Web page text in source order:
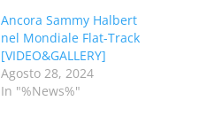
Ancora Sammy Halbert
nel Mondiale Flat-Track
[VIDEO&GALLERY]
Agosto 28, 2024
In "%News%"